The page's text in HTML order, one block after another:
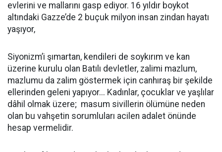
evlerini ve mallarını gasp ediyor. 16 yıldır boykot
altındaki Gazze’de 2 buçuk milyon insan zindan hayatı
yaşıyor,
Siyonizm’i şımartan, kendileri de soykırım ve kan
üzerine kurulu olan Batılı devletler, zalimi mazlum,
mazlumu da zalim göstermek için canhıraş bir şekilde
ellerinden geleni yapıyor... Kadınlar, çocuklar ve yaşlılar
dâhil olmak üzere; masum sivillerin ölümüne neden
olan bu vahşetin sorumluları acilen adalet önünde
hesap vermelidir.